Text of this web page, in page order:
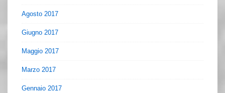
Agosto 2017
Giugno 2017
Maggio 2017
Marzo 2017
Gennaio 2017